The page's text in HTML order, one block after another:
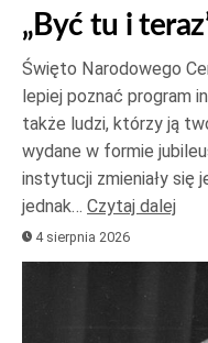
„Być tu i
Święto Narodowego
lepiej poznać program
także ludzi, którzy ją
wydane w formie
instytucji zmieniały się
jednak… Czytaj dalej
4 sierpnia 2026